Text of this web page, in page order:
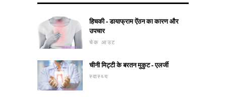
हिचकी - डायाफ्राम ऐंठन का कारण और
उपचार
चेक आउट
चीनी मिट्टी के बरतन मुकुट - एलर्जी
स्वास्थ्य